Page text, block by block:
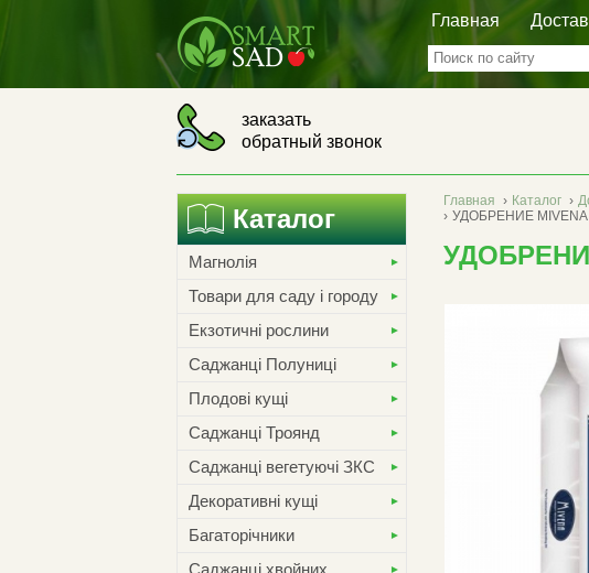
Главная
заказать
обратный звонок
Каталог
Магнолія
Товари для саду і городу
Екзотичні рослини
Саджанці Полуниці
Плодові кущі
Саджанці Троянд
Саджанці вегетуючі ЗКС
Декоративні кущі
Багаторічники
Саджанці хвойних
Главная › Каталог ›
› УДОБРЕНИЕ MIVENA